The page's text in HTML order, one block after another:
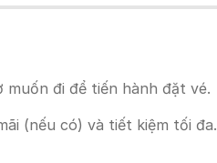
muốn đi để tiến hành đặt vé.
(nếu có) và tiết kiệm tối đa.